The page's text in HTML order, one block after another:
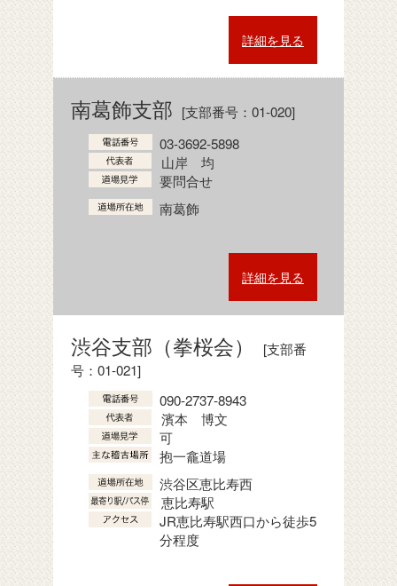
詳細を見る
南葛飾支部 [支部番号：01-020]
03-3692-5898
山岸 均
要問合せ
南葛飾
詳細を見る
渋谷支部（拳桜会）
[支部番
号：01-021]
090-2737-8943
濱本 博文
可
抱一龕道場
渋谷区恵比寿西
恵比寿駅
JR恵比寿駅西口から徒歩5
分程度